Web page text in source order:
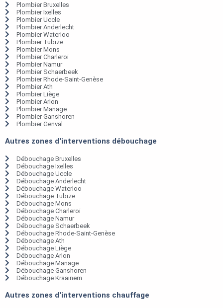
Plombier Bruxelles
Plombier Ixelles
Plombier Uccle
Plombier Anderlecht
Plombier Waterloo
Plombier Tubize
Plombier Mons
Plombier Charleroi
Plombier Namur
Plombier Schaerbeek
Plombier Rhode-Saint-Genèse
Plombier Ath
Plombier Liège
Plombier Arlon
Plombier Manage
Plombier Ganshoren
Plombier Genval
Autres zones d'interventions débouchage
Débouchage Bruxelles
Débouchage Ixelles
Débouchage Uccle
Débouchage Anderlecht
Débouchage Waterloo
Débouchage Tubize
Débouchage Mons
Débouchage Charleroi
Débouchage Namur
Débouchage Schaerbeek
Débouchage Rhode-Saint-Genèse
Débouchage Ath
Débouchage Liège
Débouchage Arlon
Débouchage Manage
Débouchage Ganshoren
Débouchage Kraainem
Autres zones d'interventions chauffage